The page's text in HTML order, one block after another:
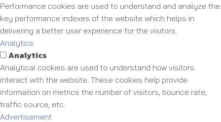
Performance cookies are used to understand and analyze the
key performance indexes of the website which helps in
delivering a better user experience for the visitors.
Analytics
Analytics
Analytical cookies are used to understand how visitors
interact with the website. These cookies help provide
information on metrics the number of visitors, bounce rate,
traffic source, etc.
Advertisement